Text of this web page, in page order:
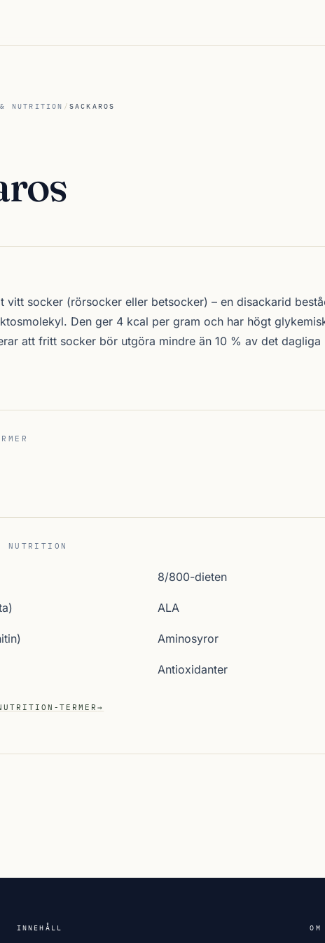
NUTRITION / SACKAROS
vitt socker (rörsocker eller betsocker) – en disackarid
Den ger 4 kcal per gram och har högt
att fritt socker bör utgöra mindre än 10 % av det dagliga
8/800-dieten
ALA
Aminosyror
Antioxidanter
TERMER→
INNEHÅLL